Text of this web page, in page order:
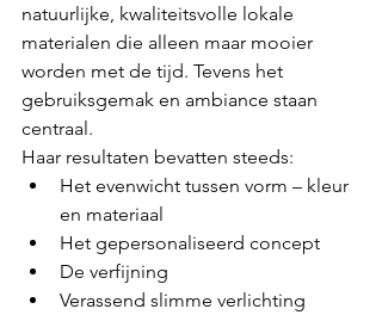
natuurlijke, kwaliteitsvolle lokale
materialen die alleen maar mooier
worden met de tijd. Tevens het
gebruiksgemak en ambiance staan
centraal.
Haar resultaten bevatten steeds:
Het evenwicht tussen vorm – kleur
en materiaal
Het gepersonaliseerd concept
De verfijning
Verassend slimme verlichting